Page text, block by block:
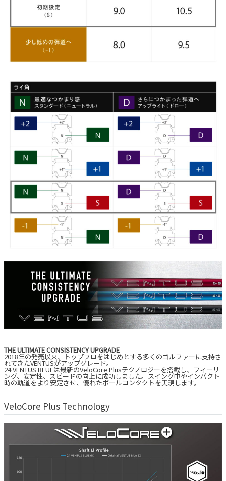
THE ULTIMATE CONSISTENCY UPGRADE
2018年の発売以来、トッププロをはじめとする多くのゴルファーに支持さ
れてきたVENTUSがアップグレード。
24 VENTUS BLUEは最新のVeloCore Plusテクノロジーを搭載し、フィーリ
ング、安定性、スピードの向上に成功しました。スイング中やインパクト
時の軌道をより安定させ、優れたボールコンタクトを実現します。
VeloCore Plus Technology